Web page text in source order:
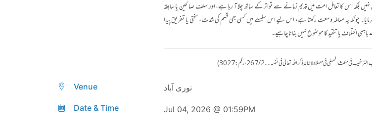
نہیں بلکہ اس کا تعامل امت میں قدیم زمانے سے تواتر کے ساتھ چلا آ رہا ہے، اور سلف صالحین یا سابقہ
چونکہ یہ معاملہ وسعت رکھتا ہے، اس لیے اس سلسلے میں کسی بھی قسم کی شدت، سختی یا تفریق پیدا
اختلاف یا تنقید کا موضوع نہیں بنانا چاہیے۔
Venue نوری آباد
Date & Time Jul 04, 2026 @ 01:59PM